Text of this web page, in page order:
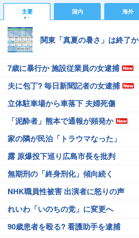
主要 国内 海外
関東「真夏の暑さ」は終了か
7歳に暴行か 施設従業員の女逮捕
夫に包丁? 毎日新聞記者の女逮捕
立体駐車場から車落下 夫婦死傷
「泥酔者」熊本で通報が頻発か
家の隣が民泊「トラウマなった」
露 原爆投下巡り広島市長を批判
無期刑の「終身刑化」傾向続く
NHK職員性被害 出演者に怒りの声
れいわ「いのちの党」に変更へ
90歳患者を殴る? 看護助手を逮捕